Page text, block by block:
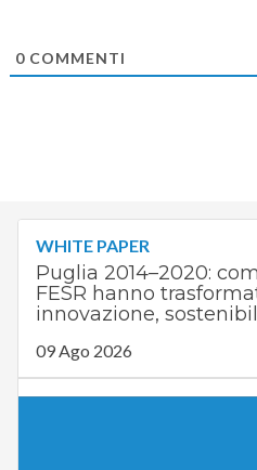
0COMMENTI
WHITE PAPER
Puglia 2014–2020:
FESR hanno
innovazione,
09 Ago 2026